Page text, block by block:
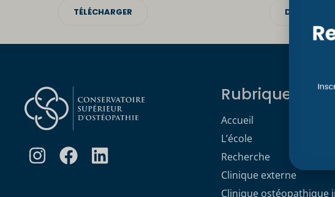
TÉLÉCHARGER DÉCOUVRIR
Rubriques
Accueil
L’école
Recherche
Clinique externe
Clinique ostéopathique